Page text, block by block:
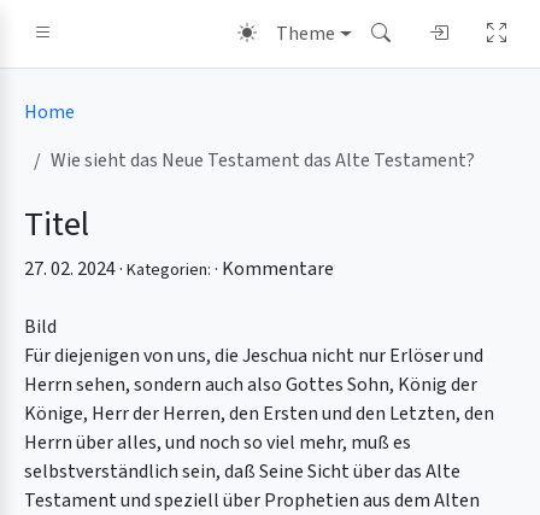
Theme
Home
Wie sieht das Neue Testament das Alte Testament?
Titel
27. 02. 2024 · Kategorien: · Kommentare
Bild
Für diejenigen von uns, die Jeschua nicht nur Erlöser und
Herrn sehen, sondern auch also Gottes Sohn, König der
Könige, Herr der Herren, den Ersten und den Letzten, den
Herrn über alles, und noch so viel mehr, muß es
selbstverständlich sein, daß Seine Sicht über das Alte
Testament und speziell über Prophetien aus dem Alten